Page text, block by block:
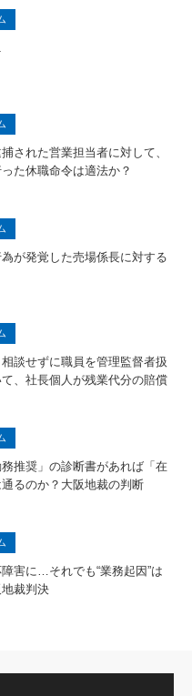
された営業担当者に対して、
た休職命令は適法か？
が発覚した売場係長に対する
談せずに職員を管理監督者扱
、社長個人が残業代分の賠償
推奨」の診断書があれば「在
るのか？大阪地裁の判断
害に…それでも“業務起因”は
裁判決